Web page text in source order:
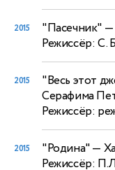
2015 "Пасечник" —
Режиссёр: С.
2015 "Весь этот
Серафима
Режиссёр:
2015 "Родина"—
Режиссёр: